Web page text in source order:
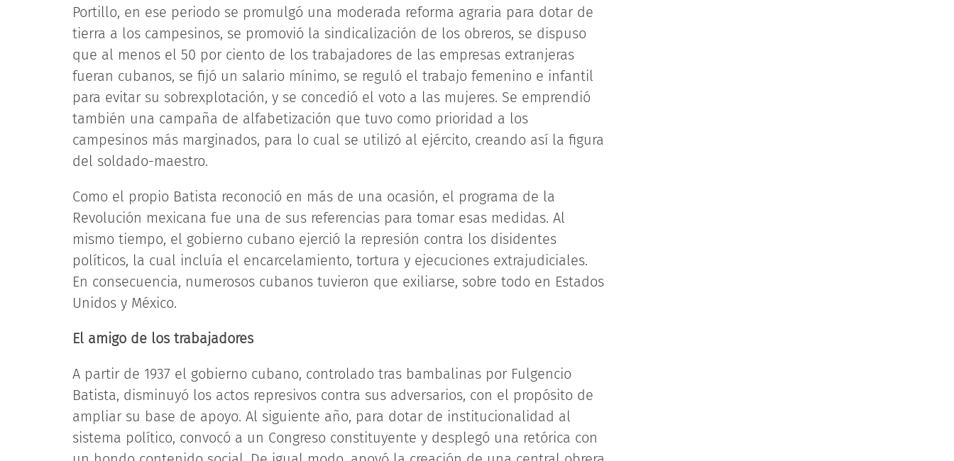
Portillo, en ese periodo se promulgó una moderada reforma agraria para dotar de
tierra a los campesinos, se promovió la sindicalización de los obreros, se dispuso
que al menos el 50 por ciento de los trabajadores de las empresas extranjeras
fueran cubanos, se fijó un salario mínimo, se reguló el trabajo femenino e infantil
para evitar su sobrexplotación, y se concedió el voto a las mujeres. Se emprendió
también una campaña de alfabetización que tuvo como prioridad a los
campesinos más marginados, para lo cual se utilizó al ejército, creando así la figura
del soldado-maestro.
Como el propio Batista reconoció en más de una ocasión, el programa de la
Revolución mexicana fue una de sus referencias para tomar esas medidas. Al
mismo tiempo, el gobierno cubano ejerció la represión contra los disidentes
políticos, la cual incluía el encarcelamiento, tortura y ejecuciones extrajudiciales.
En consecuencia, numerosos cubanos tuvieron que exiliarse, sobre todo en Estados
Unidos y México.
El amigo de los trabajadores
A partir de 1937 el gobierno cubano, controlado tras bambalinas por Fulgencio
Batista, disminuyó los actos represivos contra sus adversarios, con el propósito de
ampliar su base de apoyo. Al siguiente año, para dotar de institucionalidad al
sistema político, convocó a un Congreso constituyente y desplegó una retórica con